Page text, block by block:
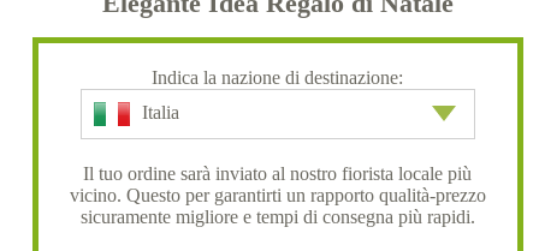
Indica la nazione di destinazione:
Italia
Il tuo ordine sarà inviato al nostro fiorista locale più
vicino. Questo per garantirti un rapporto qualità-prezzo
sicuramente migliore e tempi di consegna più rapidi.